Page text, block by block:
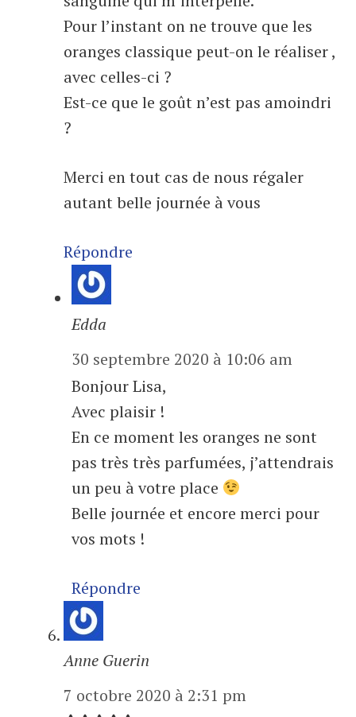
Pour l’instant on ne trouve que les
oranges classique peut-on le réaliser ,
avec celles-ci ?
Est-ce que le goût n’est pas amoindri
?
Merci en tout cas de nous régaler
autant belle journée à vous
Répondre
Edda
30 septembre 2020 à 10:06 am
Bonjour Lisa,
Avec plaisir !
En ce moment les oranges ne sont
pas très très parfumées, j’attendrais
un peu à votre place
Belle journée et encore merci pour
vos mots !
Répondre
Anne Guerin
7 octobre 2020 à 2:31 pm